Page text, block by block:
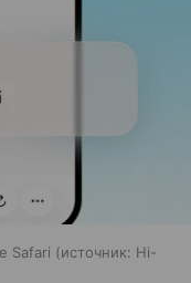
Safari источник: Hi-